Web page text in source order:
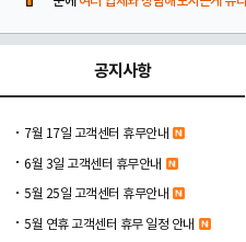
공지사항
7월 17일 고객센터 휴무안내
6월 3일 고객센터 휴무안내
5월 25일 고객센터 휴무안내
5월 연휴 고객센터 휴무 일정 안내